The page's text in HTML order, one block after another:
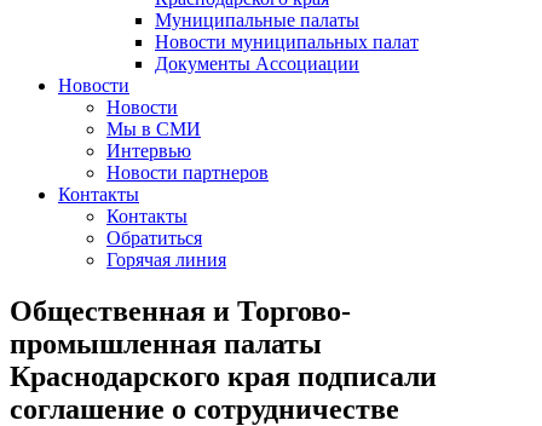
Муниципальные палаты
Новости муниципальных палат
Документы Ассоциации
Новости
Новости
Мы в СМИ
Интервью
Новости партнеров
Контакты
Контакты
Обратиться
Горячая линия
Общественная и Торгово-
промышленная палаты
Краснодарского края подписали
соглашение о сотрудничестве